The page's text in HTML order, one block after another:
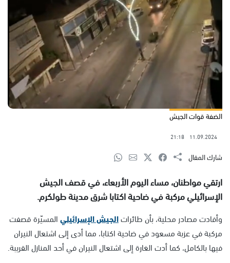
الضفة قوات الجيش
11.09.2024
21:18
شارك المقال
ارتقي مواطنان، مساء اليوم الأربعاء، في قصف الجيش
الإسرائيلي مركبة في ضاحية اكتابا شرق مدينة طولكرم.
وأفادت مصادر محلية، بأن طائراتالجيش الإسرائيليالمسيّرة قصفت
مركبة في عزبة مسعود في ضاحية اكتابا، مما أدى إلى اشتعال النيران
فيها بالكامل، كما أدت الغارة إلى اشتعال النيران في أحد المنازل القريبة.